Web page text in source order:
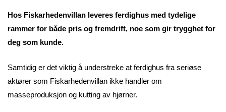
Hos Fiskarhedenvillan leveres ferdighus med tydelige
rammer for både pris og fremdrift, noe som gir trygghet for
deg som kunde.
Samtidig er det viktig å understreke at ferdighus fra seriøse
aktører som Fiskarhedenvillan ikke handler om
masseproduksjon og kutting av hjørner.